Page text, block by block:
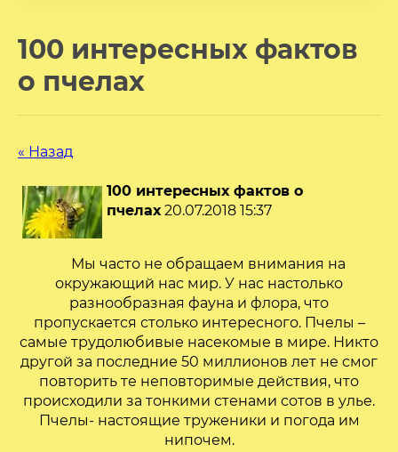
100 интересных фактов
о пчелах
« Назад
100 интересных фактов о
пчелах20.07.2018 15:37
Мы часто не обращаем внимания на
окружающий нас мир. У нас настолько
разнообразная фауна и флора, что
пропускается столько интересного. Пчелы –
самые трудолюбивые насекомые в мире. Никто
другой за последние 50 миллионов лет не смог
повторить те неповторимые действия, что
происходили за тонкими стенами сотов в улье.
Пчелы- настоящие труженики и погода им
нипочем.